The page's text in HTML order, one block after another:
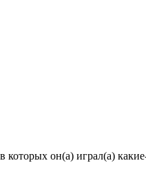
он(а) играл(а)